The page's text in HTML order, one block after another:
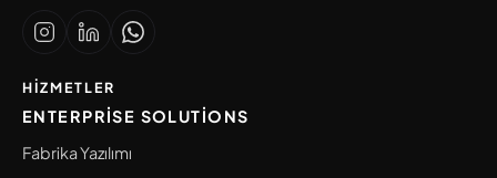
HIZMETLER
ENTERPRISE SOLUTIONS
Fabrika Yazılımı